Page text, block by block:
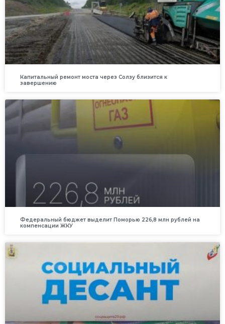
Капитальный ремонт моста через Солзу близится к
завершению
Федеральный бюджет выделит Поморью 226,8 млн рублей на
компенсации ЖКУ